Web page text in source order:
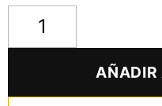
AÑADIR